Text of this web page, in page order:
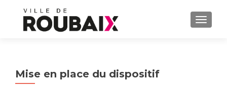
Mise en place du dispositif